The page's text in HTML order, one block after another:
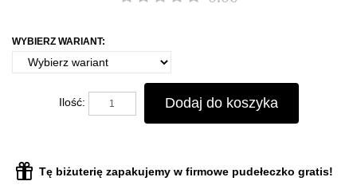
WYBIERZ WARIANT:
Ilość: Dodaj do koszyka
Tę biżuterię zapakujemy w firmowe pudełeczko gratis!